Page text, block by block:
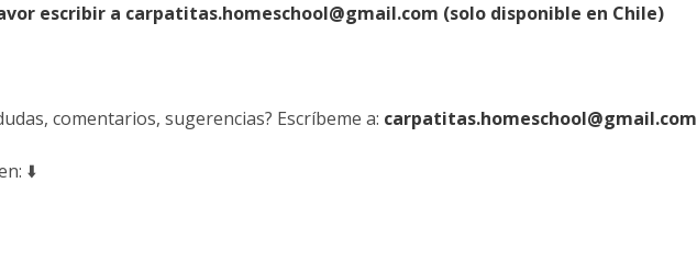
escribir a carpatitas.homeschool@gmail.com (solo disponible en Chile)
comentarios, sugerencias? Escríbeme a: carpatitas.homeschool@gmail.com
⬇️